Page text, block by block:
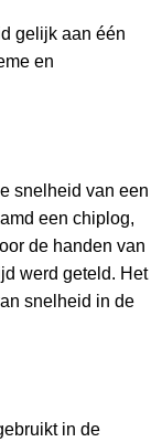
gelijk aan één
en
snelheid van een
een chiplog,
de handen van
werd geteld. Het
snelheid in de
in de